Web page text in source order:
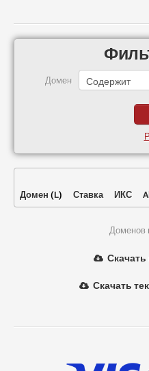
Домен
Домен (L) Ставка ИКС
Доменов
Скачать
Скачать